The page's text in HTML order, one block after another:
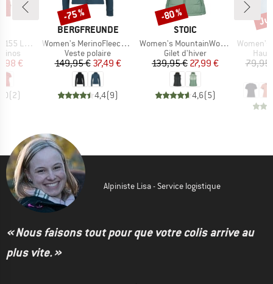
Daisy Flower
réduit
€
(2)
MARQUE
BERGFREUNDE
Article
Women's MerinoFleece RömersteinBF. Zip Hoody
Product group
Veste polaire
Prix
149,95 €Prix réduit
37,49 €
4,4(9)
Remise
-75 %
MARQUE
STOIC
Article
Women's MountainWool200 StorboSt. Hooded Vest
Product group
Gilet d'hiver
Prix
139,95 €Prix réduit
27,99 €
4,6(5)
Remise
-80 %
Article
Women's
Haut
79,95
Alpiniste Lisa - Service logistique
« Nous faisons tout pour que votre colis arrive au
plus vite. »